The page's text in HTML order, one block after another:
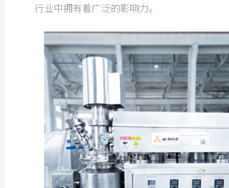
行业中拥有着广泛的影响力。